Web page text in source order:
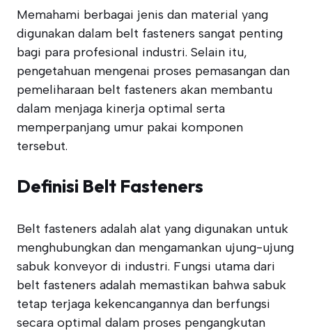
Memahami berbagai jenis dan material yang
digunakan dalam belt fasteners sangat penting
bagi para profesional industri. Selain itu,
pengetahuan mengenai proses pemasangan dan
pemeliharaan belt fasteners akan membantu
dalam menjaga kinerja optimal serta
memperpanjang umur pakai komponen
tersebut.
Definisi Belt Fasteners
Belt fasteners adalah alat yang digunakan untuk
menghubungkan dan mengamankan ujung-ujung
sabuk konveyor di industri. Fungsi utama dari
belt fasteners adalah memastikan bahwa sabuk
tetap terjaga kekencangannya dan berfungsi
secara optimal dalam proses pengangkutan